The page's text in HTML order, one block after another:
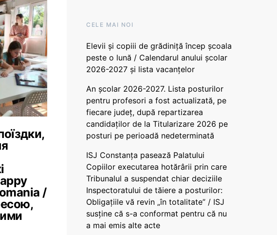
/
CELE MAI NOI
Elevii și copiii de grădiniță încep școala
peste o lună / Calendarul anului școlar
2026-2027 și lista vacanțelor
An școlar 2026-2027. Lista posturilor
pentru profesori a fost actualizată, pe
fiecare județ, după repartizarea
candidaților de la Titularizare 2026 pe
posturi pe perioadă nedeterminată
ISJ Constanța pasează Palatului
Copiilor executarea hotărârii prin care
Tribunalul a suspendat chiar deciziile
Inspectoratului de tăiere a posturilor:
Obligațiile vă revin „în totalitate” / ISJ
susține că s-a conformat pentru că nu
a mai emis alte acte